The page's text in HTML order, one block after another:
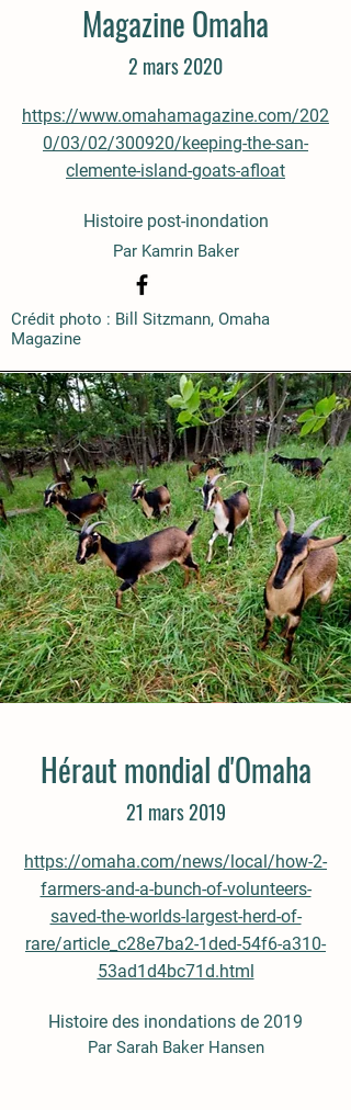
Magazine Omaha
2 mars 2020
https://www.omahamagazine.com/202
0/03/02/300920/keeping-the-san-
clemente-island-goats-afloat
Histoire post-inondation
Par Kamrin Baker
Crédit photo : Bill Sitzmann, Omaha
Magazine
Héraut mondial d'Omaha
21 mars 2019
https://omaha.com/news/local/how-2-
farmers-and-a-bunch-of-volunteers-
saved-the-worlds-largest-herd-of-
rare/article_c28e7ba2-1ded-54f6-a310-
53ad1d4bc71d.html
Histoire des inondations de 2019
Par Sarah Baker Hansen